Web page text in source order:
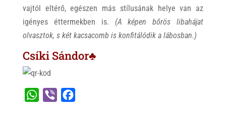
vajtól eltérő, egészen más stílusának helye van az
igényes éttermekben is. (A képen bőrös libahájat
olvasztok, s két kacsacomb is konfitálódik a lábosban.)
Csíki Sándor♣